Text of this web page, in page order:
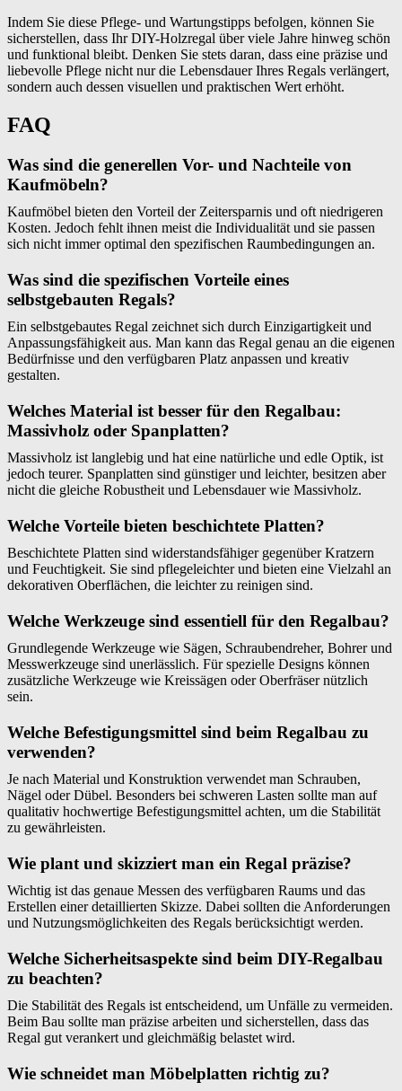
Indem Sie diese Pflege- und Wartungstipps befolgen, können Sie
sicherstellen, dass Ihr DIY-Holzregal über viele Jahre hinweg schön
und funktional bleibt. Denken Sie stets daran, dass eine präzise und
liebevolle Pflege nicht nur die Lebensdauer Ihres Regals verlängert,
sondern auch dessen visuellen und praktischen Wert erhöht.
FAQ
Was sind die generellen Vor- und Nachteile von
Kaufmöbeln?
Kaufmöbel bieten den Vorteil der Zeitersparnis und oft niedrigeren
Kosten. Jedoch fehlt ihnen meist die Individualität und sie passen
sich nicht immer optimal den spezifischen Raumbedingungen an.
Was sind die spezifischen Vorteile eines
selbstgebauten Regals?
Ein selbstgebautes Regal zeichnet sich durch Einzigartigkeit und
Anpassungsfähigkeit aus. Man kann das Regal genau an die eigenen
Bedürfnisse und den verfügbaren Platz anpassen und kreativ
gestalten.
Welches Material ist besser für den Regalbau:
Massivholz oder Spanplatten?
Massivholz ist langlebig und hat eine natürliche und edle Optik, ist
jedoch teurer. Spanplatten sind günstiger und leichter, besitzen aber
nicht die gleiche Robustheit und Lebensdauer wie Massivholz.
Welche Vorteile bieten beschichtete Platten?
Beschichtete Platten sind widerstandsfähiger gegenüber Kratzern
und Feuchtigkeit. Sie sind pflegeleichter und bieten eine Vielzahl an
dekorativen Oberflächen, die leichter zu reinigen sind.
Welche Werkzeuge sind essentiell für den Regalbau?
Grundlegende Werkzeuge wie Sägen, Schraubendreher, Bohrer und
Messwerkzeuge sind unerlässlich. Für spezielle Designs können
zusätzliche Werkzeuge wie Kreissägen oder Oberfräser nützlich
sein.
Welche Befestigungsmittel sind beim Regalbau zu
verwenden?
Je nach Material und Konstruktion verwendet man Schrauben,
Nägel oder Dübel. Besonders bei schweren Lasten sollte man auf
qualitativ hochwertige Befestigungsmittel achten, um die Stabilität
zu gewährleisten.
Wie plant und skizziert man ein Regal präzise?
Wichtig ist das genaue Messen des verfügbaren Raums und das
Erstellen einer detaillierten Skizze. Dabei sollten die Anforderungen
und Nutzungsmöglichkeiten des Regals berücksichtigt werden.
Welche Sicherheitsaspekte sind beim DIY-Regalbau
zu beachten?
Die Stabilität des Regals ist entscheidend, um Unfälle zu vermeiden.
Beim Bau sollte man präzise arbeiten und sicherstellen, dass das
Regal gut verankert und gleichmäßig belastet wird.
Wie schneidet man Möbelplatten richtig zu?